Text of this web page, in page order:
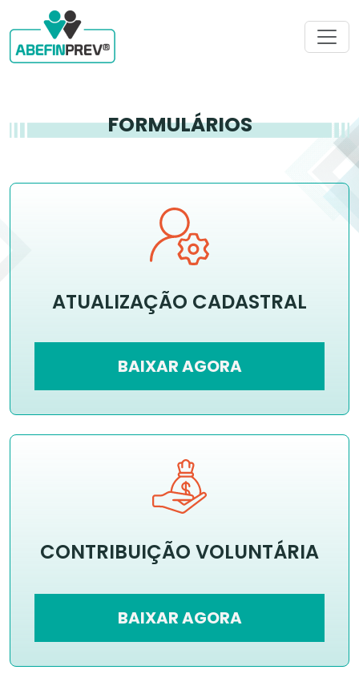
FORMULÁRIOS
ATUALIZAÇÃO CADASTRAL
BAIXAR AGORA
CONTRIBUIÇÃO VOLUNTÁRIA
BAIXAR AGORA